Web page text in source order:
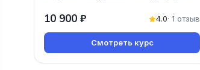
ориентированну
10 900 ₽ 4.0· 1 отзыв
Смотреть курс